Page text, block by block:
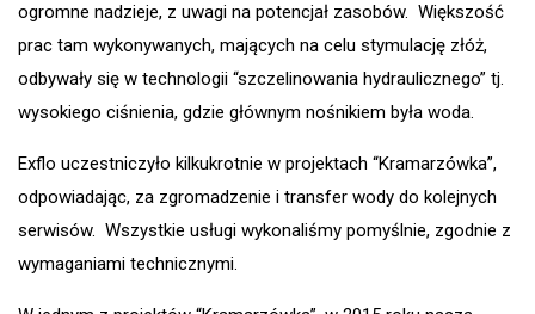
ogromne nadzieje, z uwagi na potencjał zasobów. Większość
prac tam wykonywanych, mających na celu stymulację złóż,
odbywały się w technologii “szczelinowania hydraulicznego” tj.
wysokiego ciśnienia, gdzie głównym nośnikiem była woda.
Exflo uczestniczyło kilkukrotnie w projektach “Kramarzówka”,
odpowiadając, za zgromadzenie i transfer wody do kolejnych
serwisów. Wszystkie usługi wykonaliśmy pomyślnie, zgodnie z
wymaganiami technicznymi.